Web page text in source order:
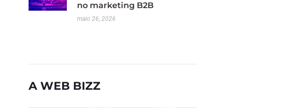
no marketing B2B
maio 26, 2026
A WEB BIZZ